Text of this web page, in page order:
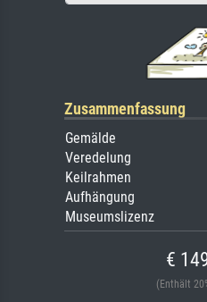
Zusammenfassung
Gemälde
Veredelung
Keilrahmen
Aufhängung
Museumslizenz
€
(Enthält